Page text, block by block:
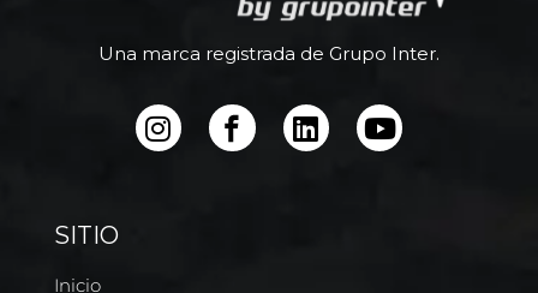
Una marca registrada de Grupo Inter.
SITIO
Inicio